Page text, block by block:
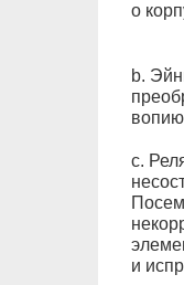
о
b.
c.
и